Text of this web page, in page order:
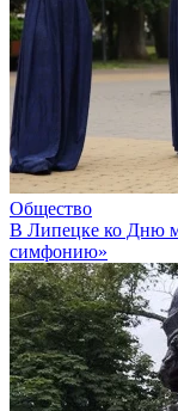
Общество
В Липецке ко Дню
симфонию»